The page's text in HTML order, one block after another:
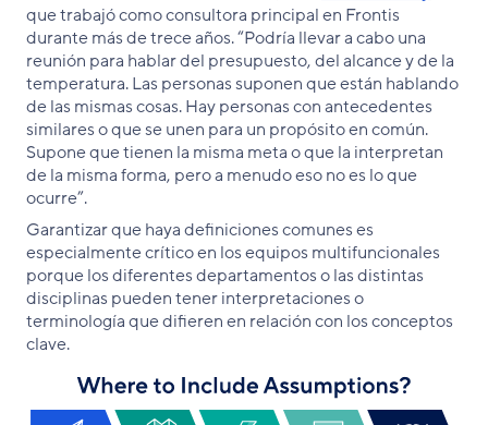
que trabajó como consultora principal en Frontis
durante más de trece años. “Podría llevar a cabo una
reunión para hablar del presupuesto, del alcance y de la
temperatura. Las personas suponen que están hablando
de las mismas cosas. Hay personas con antecedentes
similares o que se unen para un propósito en común.
Supone que tienen la misma meta o que la interpretan
de la misma forma, pero a menudo eso no es lo que
ocurre”.
Garantizar que haya definiciones comunes es
especialmente crítico en los equipos multifuncionales
porque los diferentes departamentos o las distintas
disciplinas pueden tener interpretaciones o
terminología que difieren en relación con los conceptos
clave.